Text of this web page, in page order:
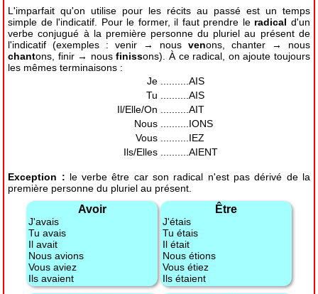
L'imparfait qu'on utilise pour les récits au passé est un temps
simple de l'indicatif.
Pour le former, il faut prendre le radical d'un
verbe conjugué à la première personne du pluriel au présent de
l'indicatif (exemples : venir → nous venons, chanter → nous
chantons, finir → nousfinissons). À ce radical, on ajoute toujours
les mêmes terminaisons :
Je
..........AIS
Tu
..........AIS
Il/Elle/On
..........AIT
Nous
..........IONS
Vous
..........IEZ
Ils/Elles
..........AIENT
Exception : le verbe être car son radical n'est pas dérivé de la
première personne du pluriel au présent.
Avoir
J'avais
Tu avais
Il avait
Nous avions
Vous aviez
Ils avaient
Être
J'étais
Tu étais
Il était
Nous étions
Vous étiez
Ils étaient